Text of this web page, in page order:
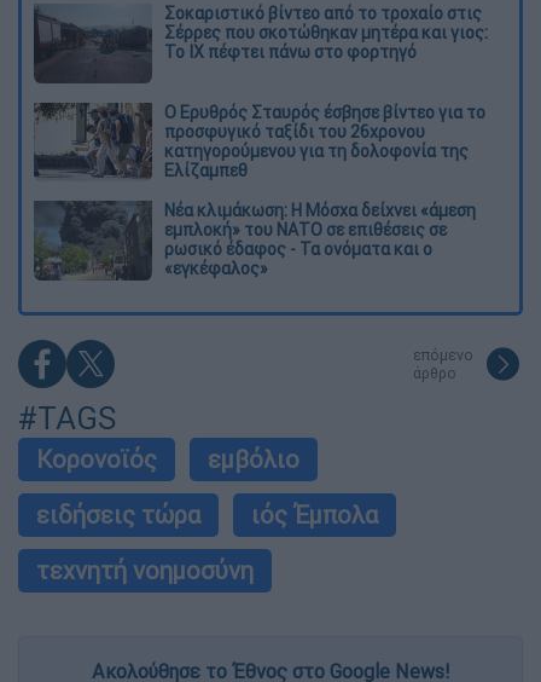
Σοκαριστικό βίντεο από το τροχαίο στις
Σέρρες που σκοτώθηκαν μητέρα και γιος:
Το ΙΧ πέφτει πάνω στο φορτηγό
Ο Ερυθρός Σταυρός έσβησε βίντεο για το
προσφυγικό ταξίδι του 26χρονου
κατηγορούμενου για τη δολοφονία της
Ελίζαμπεθ
Νέα κλιμάκωση: Η Μόσχα δείχνει «άμεση
εμπλοκή» του ΝΑΤΟ σε επιθέσεις σε
ρωσικό έδαφος - Τα ονόματα και ο
«εγκέφαλος»
επόμενο
άρθρο
#TAGS
Κορονοϊός
εμβόλιο
ειδήσεις τώρα
ιός Έμπολα
τεχνητή νοημοσύνη
Ακολούθησε το Έθνος στο Google News!